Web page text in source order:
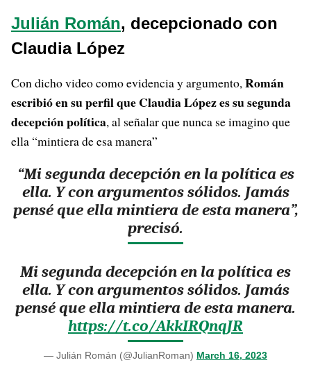
Julián Román, decepcionado con
Claudia López
Con dicho video como evidencia y argumento,Román
escribió en su perfil que Claudia López es su segunda
decepción política, al señalar que nunca se imagino que
ella “mintiera de esa manera”
“Mi segunda decepción en la política es
ella. Y con argumentos sólidos. Jamás
pensé que ella mintiera de esta manera”,
precisó.
Mi segunda decepción en la política es
ella. Y con argumentos sólidos. Jamás
pensé que ella mintiera de esta manera.
https://t.co/AkkIRQnqJR
— Julián Román (@JulianRoman) March 16, 2023